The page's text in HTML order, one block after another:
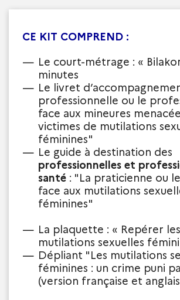
CE KIT COMPREND :
Le court-métrage : «
minutes
Le livret
professionnelle ou le
face aux mineures
victimes de mutilations
féminines"
Le guide à destination des
professionnelles et
santé: "La praticienne ou
face aux mutilations
féminines"
La plaquette : « Repérer
mutilations sexuelles
Dépliant "Les mutilations
féminines : un crime puni
(version française et